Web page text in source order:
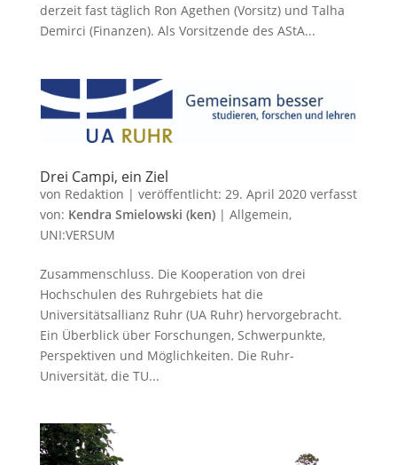
derzeit fast täglich Ron Agethen (Vorsitz) und Talha
Demirci (Finanzen). Als Vorsitzende des AStA...
Drei Campi, ein Ziel
von Redaktion | veröffentlicht: 29. April 2020verfasst
von: Kendra Smielowski (ken)| Allgemein,
UNI:VERSUM
Zusammenschluss. Die Kooperation von drei
Hochschulen des Ruhrgebiets hat die
Universitätsallianz Ruhr (UA Ruhr) hervorgebracht.
Ein Überblick über Forschungen, Schwerpunkte,
Perspektiven und Möglichkeiten. Die Ruhr-
Universität, die TU...